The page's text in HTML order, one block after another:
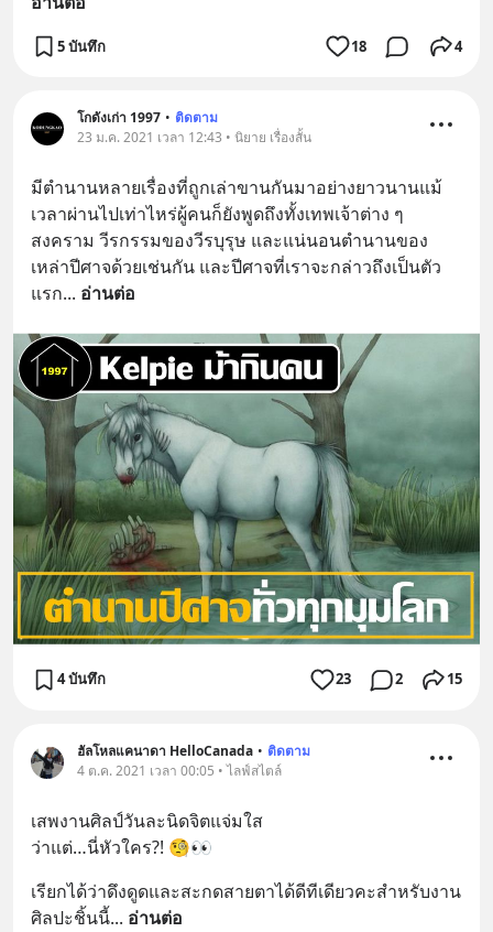
5 บันทึก 18 4
โกดังเก่า 1997 • ติดตาม
23 ม.ค. 2021 เวลา 12:43 • นิยาย เรื่องสั้น
มีตำนานหลายเรื่องที่ถูกเล่าขานกันมาอย่างยาวนานแม้
เวลาผ่านไปเท่าไหร่ผู้คนก็ยังพูดถึงทั้งเทพเจ้าต่าง ๆ
สงคราม วีรกรรมของวีรบุรุษ และแน่นอนตำนานของ
เหล่าปีศาจด้วยเช่นกัน และปีศาจที่เราจะกล่าวถึงเป็นตัว
แรก... อ่านต่อ
4 บันทึก 23 2 15
ฮัลโหลแคนาดา HelloCanada • ติดตาม
4 ต.ค. 2021 เวลา 00:05 • ไลฟ์สไตล์
เสพงานศิลป์วันละนิดจิตแจ่มใส
ว่าแต่…นี่หัวใคร?! 🧐👀
เรียกได้ว่าดึงดูดและสะกดสายตาได้ดีทีเดียวคะสำหรับงาน
ศิลปะชิ้นนี้... อ่านต่อ